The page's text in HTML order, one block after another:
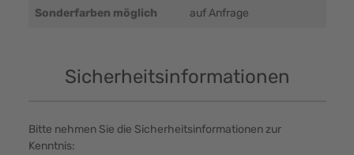
Sonderfarben möglich auf Anfrage
Sicherheitsinformationen
Bitte nehmen Sie die Sicherheitsinformationen zur
Kenntnis: